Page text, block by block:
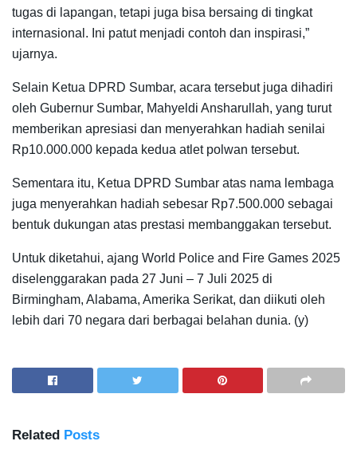
tugas di lapangan, tetapi juga bisa bersaing di tingkat
internasional. Ini patut menjadi contoh dan inspirasi,”
ujarnya.
Selain Ketua DPRD Sumbar, acara tersebut juga dihadiri
oleh Gubernur Sumbar, Mahyeldi Ansharullah, yang turut
memberikan apresiasi dan menyerahkan hadiah senilai
Rp10.000.000 kepada kedua atlet polwan tersebut.
Sementara itu, Ketua DPRD Sumbar atas nama lembaga
juga menyerahkan hadiah sebesar Rp7.500.000 sebagai
bentuk dukungan atas prestasi membanggakan tersebut.
Untuk diketahui, ajang World Police and Fire Games 2025
diselenggarakan pada 27 Juni – 7 Juli 2025 di
Birmingham, Alabama, Amerika Serikat, dan diikuti oleh
lebih dari 70 negara dari berbagai belahan dunia. (y)
Related Posts